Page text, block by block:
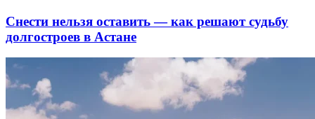
Снести нельзя оставить — как решают судьбу
долгостроев в Астане